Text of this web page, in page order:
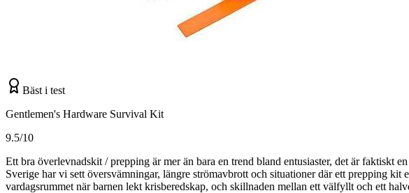
Bäst i test
Gentlemen's Hardware Survival Kit
9.5/10
Ett bra överlevnadskit / prepping är mer än bara en trend bland entusiaster, det är
Sverige har vi sett översvämningar, längre strömavbrott och situationer där ett prepping
vardagsrummet när barnen lekt krisberedskap, och skillnaden mellan ett välfyllt och ett